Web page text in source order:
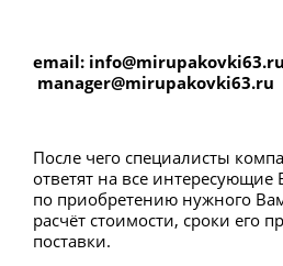
email:
manager@mirupakovki63.ru
После чего специалисты
ответят на все интересующие
по приобретению нужного
расчёт стоимости, сроки его
поставки.